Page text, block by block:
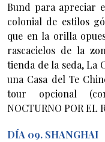
Bund para apreciar
colonial de estilos
que en la orilla
rascacielos de la
tienda de la seda, La
una Casa del Te
tour opcional
NOCTURNO POR EL
DÍA 09. SHANGHAI